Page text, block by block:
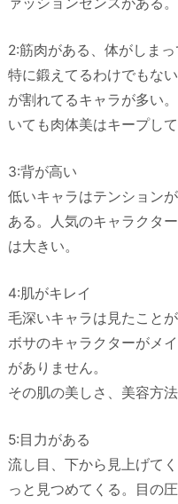
2:筋肉がある、体がしまっ
特に鍛えてるわけでもな
が割れてるキャラが多い
いても肉体美はキープして
3:背が高い
低いキャラはテンション
ある。人気のキャラクタ
は大きい。
4:肌がキレイ
毛深いキャラは見たこと
ボサのキャラクターがメ
がありません。
その肌の美しさ、美容方
5:目力がある
流し目、下から見上げて
っと見つめてくる。目の